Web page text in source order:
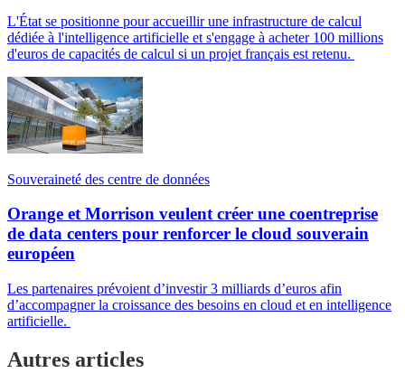
L'État se positionne pour accueillir une infrastructure de calcul
dédiée à l'intelligence artificielle et s'engage à acheter 100 millions
d'euros de capacités de calcul si un projet français est retenu.
Souveraineté des centre de données
Orange et Morrison veulent créer une coentreprise
de data centers pour renforcer le cloud souverain
européen
Les partenaires prévoient d’investir 3 milliards d’euros afin
d’accompagner la croissance des besoins en cloud et en intelligence
artificielle.
Autres articles